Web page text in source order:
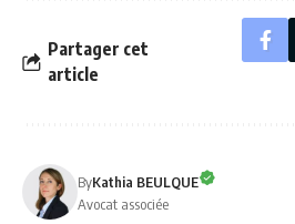
Partager cet
article
ByKathia BEULQUE
Avocat associée